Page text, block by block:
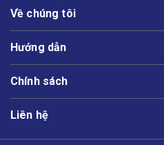
Về chúng tôi
Hướng dẫn
Chính sách
Liên hệ